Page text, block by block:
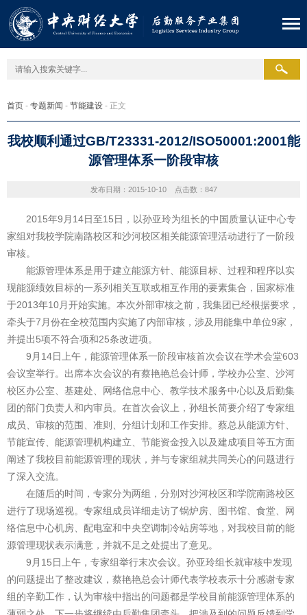
首页 - 专题新闻 - 节能建设 - 正文
我校顺利通过GB/T23331-2012/ISO50001:2001能
源管理体系一阶段审核
发布日期：2015-10-10 点击数： 847
2015年9月14日至15日，以孙亚玲为组长的中国质量认证中心专
家组对我校学院南路校区和沙河校区相关能源管理活动进行了一阶段
审核。
能源管理体系是用于建立能源方针、能源目标、过程和程序以实
现能源绩效目标的一系列相关互联或相互作用的要素集合，国家标准
于2013年10月开始实施。本次外部审核之前，我集团已经根据要求，
牵头于7月份在全校范围内实施了内部审核，涉及用能集中单位9家，
并提出5项不符合项和25条改进项。
9月14日上午，能源管理体系一阶段审核首次会议在学术会堂603
会议室举行。出席本次会议的有蔡艳艳总会计师，学校办公室、沙河
校区办公室、基建处、网络信息中心、教学技术服务中心以及后勤集
团的部门负责人和内审员。在首次会议上，孙组长简要介绍了专家组
成员、审核的范围、准则、分组计划和工作安排。蔡总从能源方针、
节能宣传、能源管理机构建立、节能资金投入以及建成项目等五方面
阐述了我校目前能源管理的现状，并与专家组就共同关心的问题进行
了深入交流。
在随后的时间，专家分为两组，分别对沙河校区和学院南路校区
进行了现场巡视。专家组成员详细走访了锅炉房、图书馆、食堂、网
络信息中心机房、配电室和中央空调制冷站房等地，对我校目前的能
源管理现状表示满意，并就不足之处提出了意见。
9月15日上午，专家组举行末次会议。孙亚玲组长就审核中发现
的问题提出了整改建议，蔡艳艳总会计师代表学校表示十分感谢专家
组的辛勤工作，认为审核中指出的问题都是学校目前能源管理体系的